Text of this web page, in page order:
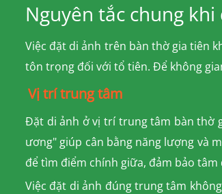
Nguyên tắc chung
Việc đặt di ảnh trên bàn thờ gia tiên
tôn trọng đối với tổ tiên. Để không
Vị trí trung tâm
Đặt di ảnh ở vị trí trung tâm bàn thờ
ương" giúp cân bằng năng lượng và
để tìm điểm chính giữa, đảm bảo
Việc đặt di ảnh đúng trung tâm